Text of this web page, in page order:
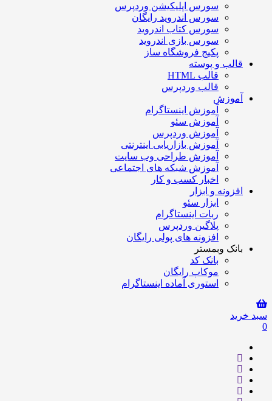
سورس اپلیکیشن وردپرس
سورس اندروید رایگان
سورس کتاب اندروید
سورس بازی اندروید
پکیج فروشگاه ساز
قالب و پوسته
قالب HTML
قالب وردپرس
آموزش
آموزش اینستاگرام
آموزش سئو
آموزش وردپرس
آموزش بازاریابی اینترنتی
آموزش طراحی وب سایت
آموزش شبکه های اجتماعی
اخبار کسب و کار
افزونه و ابزار
ابزار سئو
ربات اینستاگرام
پلاگین وردپرس
افزونه های پولی رایگان
بانک وبمستر
بانک کد
موکاپ رایگان
استوری آماده اینستاگرام
سبد خرید
0